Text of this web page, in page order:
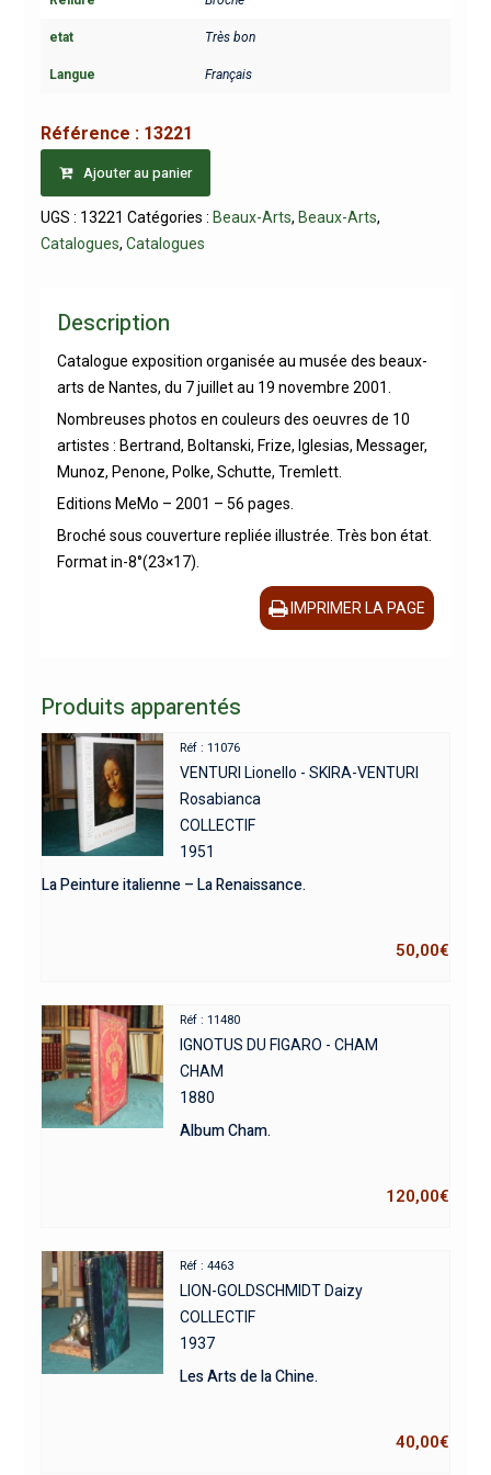
etat Très bon
Langue Français
Référence : 13221
Ajouter au panier
UGS : 13221 Catégories : Beaux-Arts, Beaux-Arts,
Catalogues, Catalogues
Description
Catalogue exposition organisée au musée des beaux-
arts de Nantes, du 7 juillet au 19 novembre 2001.
Nombreuses photos en couleurs des oeuvres de 10
artistes : Bertrand, Boltanski, Frize, Iglesias, Messager,
Munoz, Penone, Polke, Schutte, Tremlett.
Editions MeMo – 2001 – 56 pages.
Broché sous couverture repliée illustrée. Très bon état.
Format in-8°(23×17).
IMPRIMER LA PAGE
Produits apparentés
Réf : 11076
VENTURI Lionello - SKIRA-VENTURI
Rosabianca
COLLECTIF
1951
La Peinture italienne – La Renaissance.
50,00€
Réf : 11480
IGNOTUS DU FIGARO - CHAM
CHAM
1880
Album Cham.
120,00€
Réf : 4463
LION-GOLDSCHMIDT Daizy
COLLECTIF
1937
Les Arts de la Chine.
40,00€